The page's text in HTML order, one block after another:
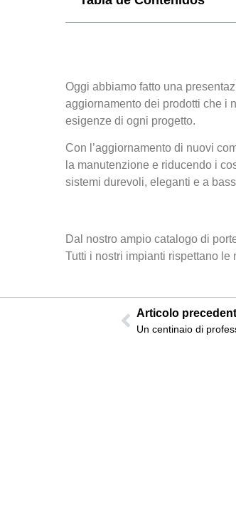
Oggi abbiamo fatto una
aggiornamento dei prodotti che i
esigenze di ogni progetto.
Con l’aggiornamento di nuovi
la manutenzione e riducendo i
sistemi durevoli, eleganti e a
Dal nostro ampio catalogo di
Tutti i nostri impianti rispettano
Articolo